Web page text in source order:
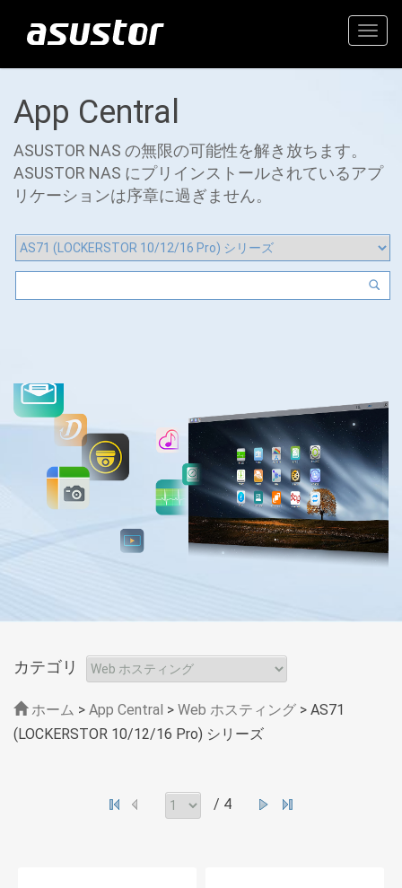
App Central
ASUSTOR NAS の無限の可能性を解き放ちます。
ASUSTOR NAS にプリインストールされているアプ
リケーションは序章に過ぎません。
カテゴリ
ホーム > App Central > Web ホスティング > AS71
(LOCKERSTOR 10/12/16 Pro) シリーズ
/ 4